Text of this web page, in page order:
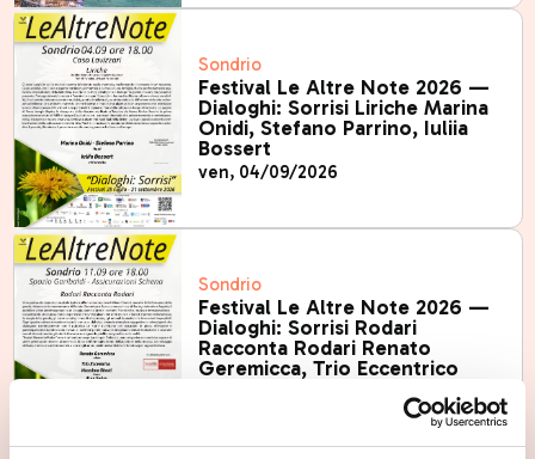
Sondrio
Festival Le Altre Note 2026 —
Dialoghi: Sorrisi Liriche Marina
Onidi, Stefano Parrino, Iuliia
Bossert
ven, 04/09/2026
Sondrio
Festival Le Altre Note 2026 —
Dialoghi: Sorrisi Rodari
Racconta Rodari Renato
Geremicca, Trio Eccentrico